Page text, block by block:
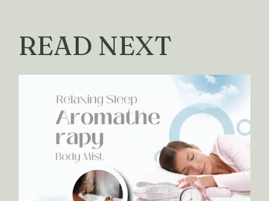
READ NEXT